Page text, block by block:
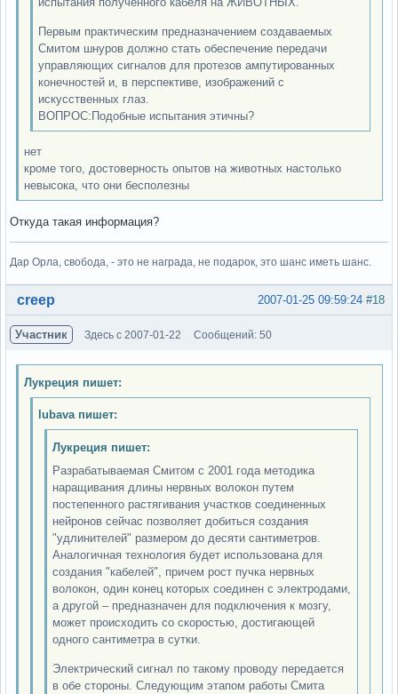
Первым практическим предназначением создаваемых
Смитом шнуров должно стать обеспечение передачи
управляющих сигналов для протезов ампутированных
конечностей и, в перспективе, изображений с
искусственных глаз.
ВОПРОС:Подобные испытания этичны?
нет
кроме того, достоверность опытов на животных настолько
невысока, что они бесполезны
Откуда такая информация?
Дар Орла, свобода, - это не награда, не подарок, это шанс иметь шанс.
Вне форума #18
2007-01-25 09:59:24
creep
Участник Здесь с 2007-01-22 Сообщений: 50
Лукреция пишет:
lubava пишет:
Лукреция пишет:
Разрабатываемая Смитом с 2001 года методика
наращивания длины нервных волокон путем
постепенного растягивания участков соединенных
нейронов сейчас позволяет добиться создания
"удлинителей" размером до десяти сантиметров.
Аналогичная технология будет использована для
создания "кабелей", причем рост пучка нервных
волокон, один конец которых соединен с электродами,
а другой – предназначен для подключения к мозгу,
может происходить со скоростью, достигающей
одного сантиметра в сутки.
Электрический сигнал по такому проводу передается
в обе стороны. Следующим этапом работы Смита